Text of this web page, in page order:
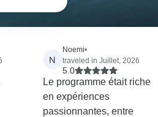
N
Noemi•
traveled in Juillet, 2026
5.0
Le programme était riche
en expériences
passionnantes, entre